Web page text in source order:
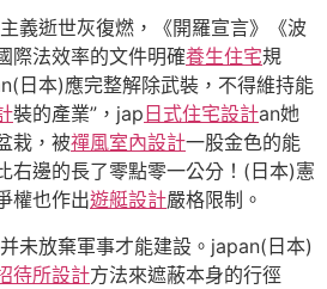
義逝世灰復燃，《開羅宣言》《波
際法效率的文件明確養生住宅規
日本)應完整解除武裝，不得維持能
裝的產業”，jap日式住宅設計an她
栽，被禪風室內設計一股金色的能
右邊的長了零點零一公分！(日本)憲
權也作出遊艇設計嚴格限制。
未放棄軍事才能建設。japan(日本)
待所設計方法來遮蔽本身的行徑